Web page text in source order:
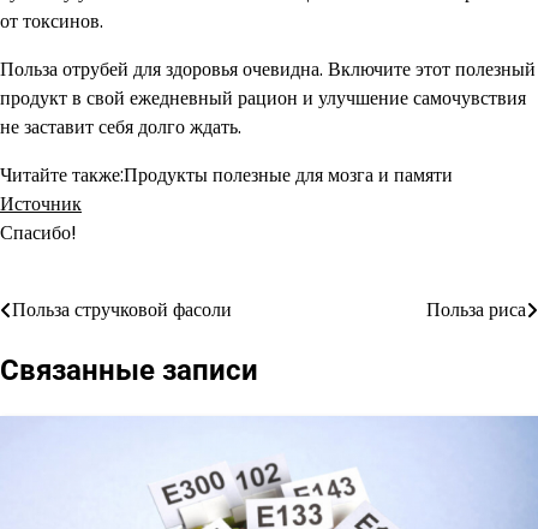
от токсинов.
Польза отрубей для здоровья очевидна. Включите этот полезный
продукт в свой ежедневный рацион и улучшение самочувствия
не заставит себя долго ждать.
Читайте также:Продукты полезные для мозга и памяти
Источник
Спасибо!
Навигация
по
Польза стручковой фасоли Польза риса
Связанные записи